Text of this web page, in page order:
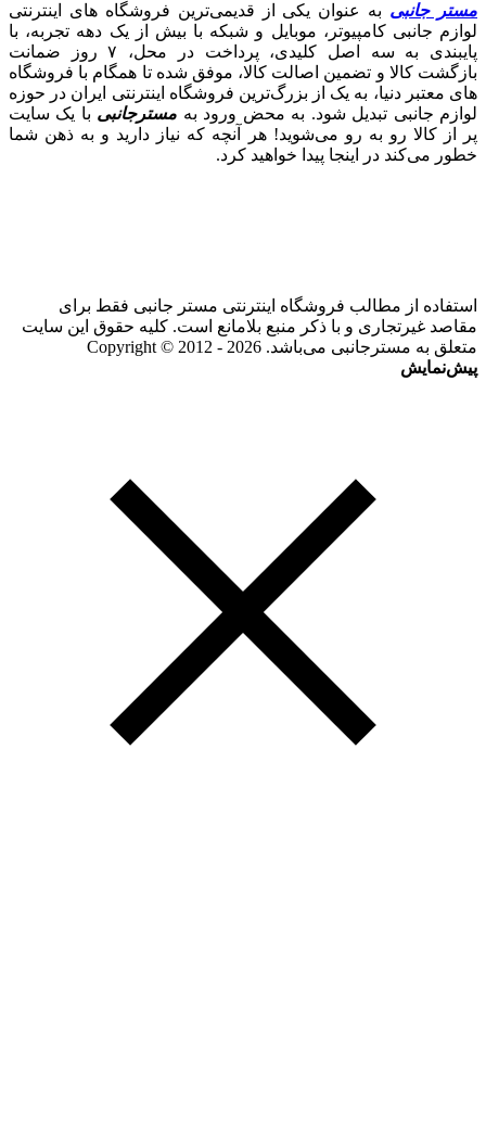
مستر جانبی به عنوان یکی از قدیمی‌ترین فروشگاه های اینترنتی
لوازم جانبی کامپیوتر، موبایل و شبکه با بیش از یک دهه تجربه، با
پایبندی به سه اصل کلیدی، پرداخت در محل، ۷ روز ضمانت
بازگشت کالا و تضمین اصالت کالا، موفق شده تا همگام با فروشگاه‌
های معتبر دنیا، به یک از بزرگ‌ترین فروشگاه اینترنتی ایران در حوزه
لوازم جانبی تبدیل شود. به محض ورود به مسترجانبی با یک سایت
پر از کالا رو به رو می‌شوید! هر آنچه که نیاز دارید و به ذهن شما
خطور می‌کند در اینجا پیدا خواهید کرد.
استفاده از مطالب فروشگاه اینترنتی مستر جانبی فقط برای
مقاصد غیرتجاری و با ذکر منبع بلامانع است. کلیه حقوق این سایت
متعلق به مسترجانبی می‌باشد. Copyright © 2012 - 2026
پیش‌نمایش